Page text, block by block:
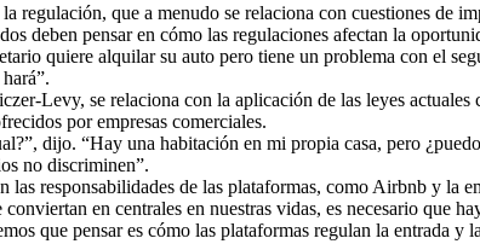
regulación, que a menudo se relaciona con cuestiones de
deben pensar en cómo las regulaciones afectan la
quiere alquilar su auto pero tiene un problema con el
Levy, se relaciona con la aplicación de las leyes
por empresas comerciales.
dijo. “Hay una habitación en mi propia casa, pero
no discriminen”.
las responsabilidades de las plataformas, como Airbnb y la
en centrales en nuestras vidas, es necesario que
que pensar es cómo las plataformas regulan la